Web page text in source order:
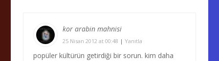
kor arabin mahnisi
25 Nisan 2012 at 00:48 |Yanıtla
popüler kültürün getirdiği bir sorun. kim daha